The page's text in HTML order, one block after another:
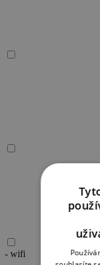
- wifi